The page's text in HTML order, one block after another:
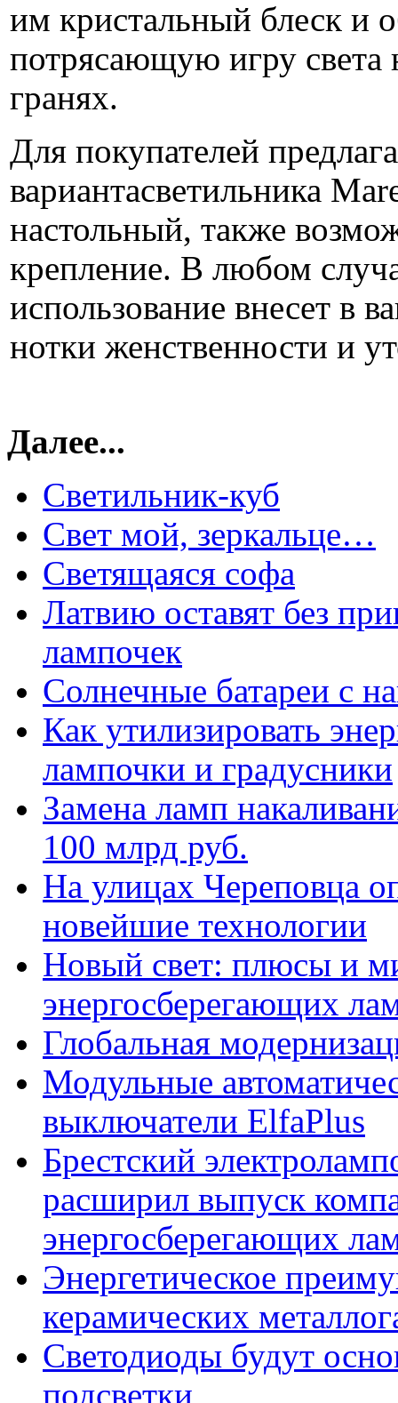
им кристальный блеск и
потрясающую игру света
гранях.
Для покупателей
вариантасветильника
настольный, также
крепление. В любом
использование внесет в
нотки женственности и
Далее...
Светильник-куб
Свет мой, зеркальце…
Светящаяся софа
Латвию оставят без
лампочек
Солнечные батареи с
Как утилизировать
лампочки и градусники
Замена ламп
100 млрд руб.
На улицах Череповца
новейшие технологии
Новый свет: плюсы и
энергосберегающих
Глобальная
Модульные
выключатели ElfaPlus
Брестский
расширил выпуск
энергосберегающих
Энергетическое
керамических
Светодиоды будут
подсветки